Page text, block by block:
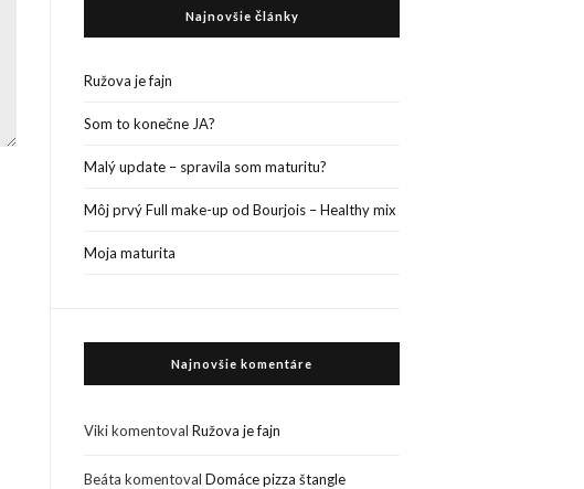
Najnovšie články
Ružova je fajn
Som to konečne JA?
Malý update – spravila som maturitu?
Môj prvý Full make-up od Bourjois – Healthy mix
Moja maturita
Najnovšie komentáre
VikikomentovalRužova je fajn
Beáta komentovalDomáce pizza štangle